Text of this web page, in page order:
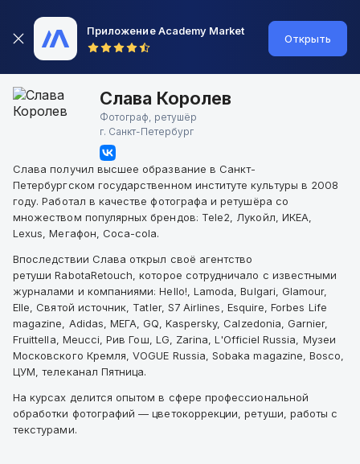
Приложение Academy Market
Открыть
Слава Королев
Фотограф, ретушёр
г. Санкт-Петербург
Слава получил высшее образвание в Санкт-
Петербургском государственном институте культуры в 2008
году. Работал в качестве фотографа и ретушёра со
множеством популярных брендов: Теle2, Лукойл, ИКЕА,
Lexus, Мегафон, Coca-cola.
Впоследствии Слава открыл своё агентство
ретуши RabotaRetouch, которое сотрудничало с известными
журналами и компаниями: Hello!, Lamoda, Bulgari, Glamour,
Elle, Святой источник, Tatler, S7 Airlines, Esquire, Forbes Life
magazine, Adidas, МЕГА, GQ, Kaspersky, Calzedonia, Garnier,
Fruittella, Meucci, Рив Гош, LG, Zarina, L'Officiel Russia, Музеи
Московского Кремля, VOGUE Russia, Sobaka magazine, Bosco,
ЦУМ, телеканал Пятница.
На курсах делится опытом в сфере профессиональной
обработки фотографий — цветокоррекции, ретуши, работы с
текстурами.